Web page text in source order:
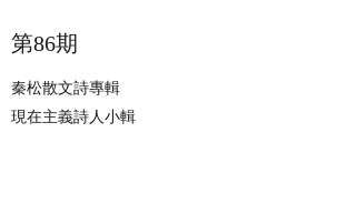
第86期
秦松散文詩專輯
現在主義詩人小輯